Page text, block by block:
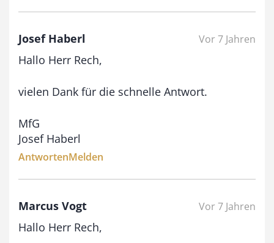
Josef Haberl Vor 7 Jahren
Hallo Herr Rech,
vielen Dank für die schnelle Antwort.
MfG
Josef Haberl
AntwortenMelden
Marcus Vogt Vor 7 Jahren
Hallo Herr Rech,